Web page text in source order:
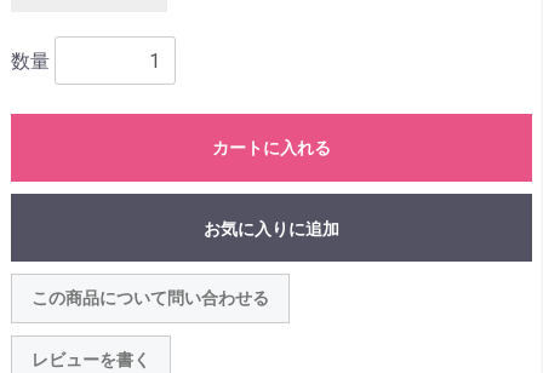
数量
カートに入れる
お気に入りに追加
この商品について問い合わせる
レビューを書く